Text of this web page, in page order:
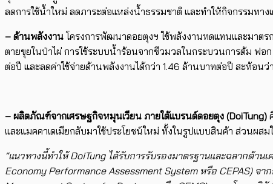
ลดการใช้น้ำใหม่ ลดภาระต่อแหล่งน้ำธรรมชาติ และทำให้กิจกรรมทา
– ด้านพลังงาน โครงการพัฒนาดอยตุงฯ ใช้พลังงานทดแทนและมาตร
ตายขุยในป่าไผ่ การใช้ระบบน้ำร้อนจากชีวมวลในกระบวนการต้ม ฟอ
ต่อปี และลดค่าใช้จ่ายด้านพลังงานได้กว่า 1.46 ล้านบาทต่อปี สะท้อน
– ผลิตภัณฑ์จากเศรษฐกิจหมุนเวียน ภายใต้แบรนด์ดอยตุง (DoiTung)
และแมคคาเดเมียกลับมาใช้ประโยชน์ใหม่ ทั้งในรูปแบบสินค้า ส่วนผ
“แนวทางนี้ทำให้ DoiTung ได้รับการรับรองมาตรฐานและฉลากด้า
Economy Performance Assessment System หรือ CEPAS) จ